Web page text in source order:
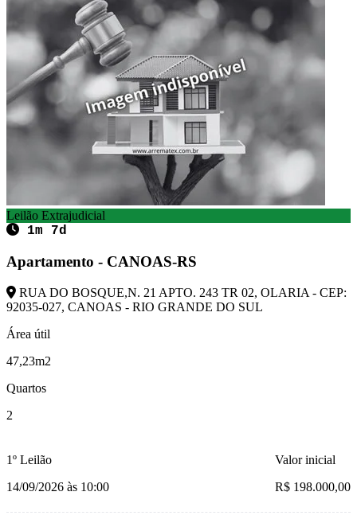
Leilão Extrajudicial
1m 7d
Apartamento - CANOAS-RS
RUA DO BOSQUE,N. 21 APTO. 243 TR 02, OLARIA - CEP:
92035-027, CANOAS - RIO GRANDE DO SUL
Área útil
47,23m2
Quartos
2
1º Leilão
14/09/2026 às 10:00
Valor inicial
R$ 198.000,00